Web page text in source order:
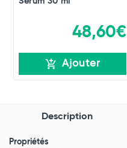
48,60€
Ajouter
Description
Propriétés